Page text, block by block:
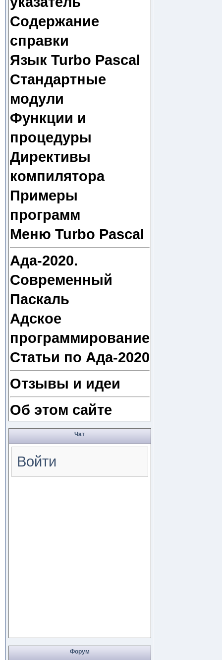
Содержание
справки
Язык Turbo Pascal
Стандартные
модули
Функции и
процедуры
Директивы
компилятора
Примеры
программ
Меню Turbo Pascal
Ада-2020.
Современный
Паскаль
Адское
программирование
Статьи по Ада-2020
Отзывы и идеи
Об этом сайте
Чат
Войти
Форум